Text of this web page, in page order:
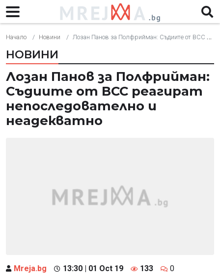
Начало Новини Лозан Панов за Полфрийман: Съдиите от ВСС реагират непоследователно и неадекватно
НОВИНИ
Лозан Панов за Полфрийман:
Съдиите от ВСС реагират
непоследователно и
неадекватно
Mreja.bg 13:30 | 01 Oct 19 133 0